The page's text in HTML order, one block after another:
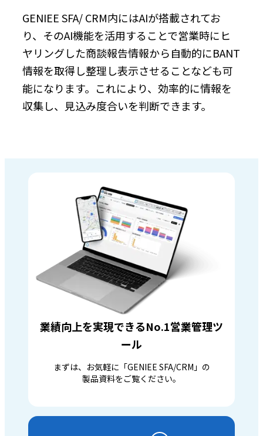
GENIEE SFA/ CRM内にはAIが搭載されてお
り、そのAI機能を活用することで営業時にヒ
ヤリングした商談報告情報から自動的にBANT
情報を取得し整理し表示させることなども可
能になります。これにより、効率的に情報を
収集し、見込み度合いを判断できます。
業績向上を実現できるNo.1営業管理ツ
ール
まずは、お気軽に「GENIEE SFA/CRM」の
製品資料をご覧ください。